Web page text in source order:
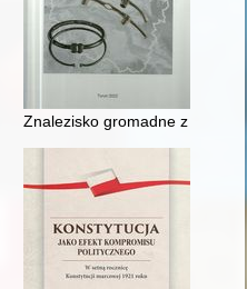
Służby Więziennej w Kaliszu w
Znalezisko gromadne z